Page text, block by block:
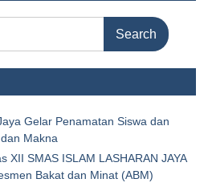
Gelar Penamatan Siswa dan
Makna
XII SMAS ISLAM LASHARAN JAYA
Bakat dan Minat (ABM)